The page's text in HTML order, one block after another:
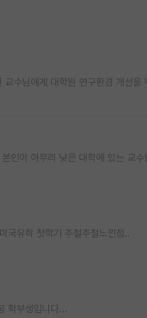
국유학 첫학기 주절주절느낀점..
학부생입니다...